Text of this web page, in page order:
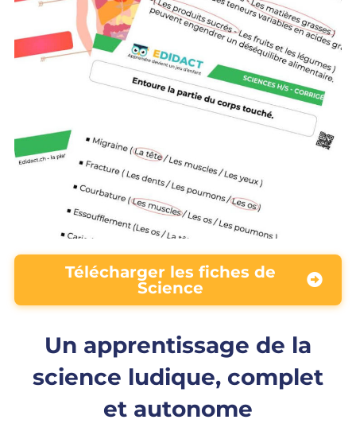
Télécharger les fiches de
Science
Un apprentissage de la
science ludique, complet
et autonome